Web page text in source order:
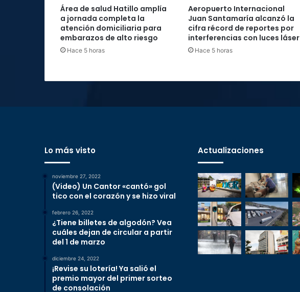
Área de salud Hatillo amplía
a jornada completa la
atención domiciliaria para
embarazos de alto riesgo
Hace 5 horas
Aeropuerto Internacional
Juan Santamaría alcanzó la
cifra récord de reportes por
interferencias con luces láser
Hace 5 horas
Lo más visto
noviembre 27, 2022
(Video) Un Cantor «cantó» gol
tico con el corazón y se hizo viral
febrero 26, 2022
¿Tiene billetes de algodón? Vea
cuáles dejan de circular a partir
del 1 de marzo
diciembre 24, 2022
¡Revise su lotería! Ya salió el
premio mayor del primer sorteo
de consolación
Actualizaciones